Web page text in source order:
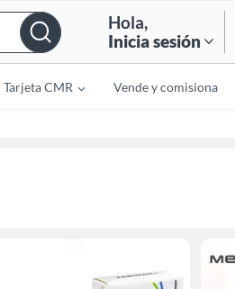
Hola,
Inicia sesión
Tarjeta CMR Vende y comisiona